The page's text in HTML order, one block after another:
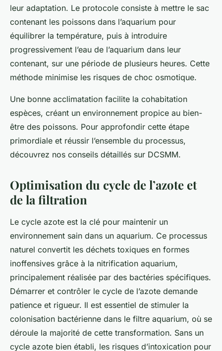
leur adaptation. Le protocole consiste à mettre le sac
contenant les poissons dans l’aquarium pour
équilibrer la température, puis à introduire
progressivement l’eau de l’aquarium dans leur
contenant, sur une période de plusieurs heures. Cette
méthode minimise les risques de choc osmotique.
Une bonne acclimatation facilite la cohabitation
espèces, créant un environnement propice au bien-
être des poissons. Pour approfondir cette étape
primordiale et réussir l’ensemble du processus,
découvrez nos conseils détaillés sur DCSMM.
Optimisation du cycle de l’azote et
de la filtration
Le cycle azote est la clé pour maintenir un
environnement sain dans un aquarium. Ce processus
naturel convertit les déchets toxiques en formes
inoffensives grâce à la nitrification aquarium,
principalement réalisée par des bactéries spécifiques.
Démarrer et contrôler le cycle de l’azote demande
patience et rigueur. Il est essentiel de stimuler la
colonisation bactérienne dans le filtre aquarium, où se
déroule la majorité de cette transformation. Sans un
cycle azote bien établi, les risques d’intoxication pour